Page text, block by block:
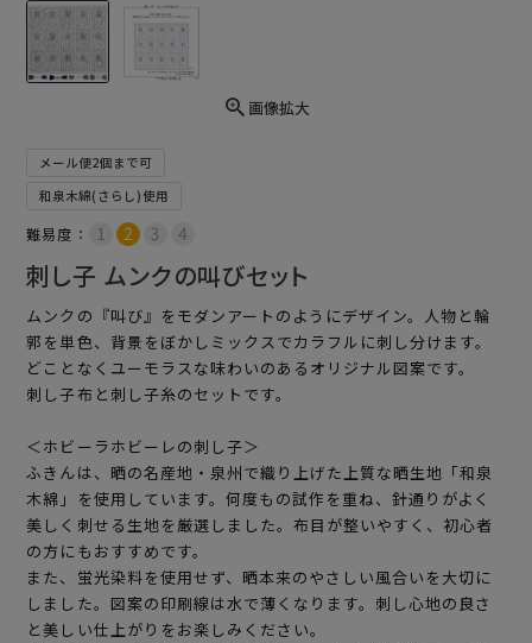
画像拡大
メール便2個まで可
和泉木綿(さらし)使用
難易度：
刺し子 ムンクの叫びセット
ムンクの『叫び』をモダンアートのようにデザイン。人物と輪
郭を単色、背景をぼかしミックスでカラフルに刺し分けます。
どことなくユーモラスな味わいのあるオリジナル図案です。
刺し子布と刺し子糸のセットです。
＜ホビーラホビーレの刺し子＞
ふきんは、晒の名産地・泉州で織り上げた上質な晒生地「和泉
木綿」を使用しています。何度もの試作を重ね、針通りがよく
美しく刺せる生地を厳選しました。布目が整いやすく、初心者
の方にもおすすめです。
また、蛍光染料を使用せず、晒本来のやさしい風合いを大切に
しました。図案の印刷線は水で薄くなります。刺し心地の良さ
と美しい仕上がりをお楽しみください。